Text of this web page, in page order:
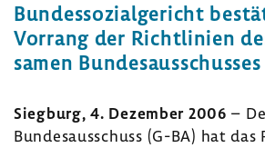
Bundes­so­zi­al­ge­richt
Vorrang der Richt­li­nien
samen Bundes­aus­schusses
Sieg­burg, 4. Dezember 2006 –
Bundes­aus­schuss (G-BA) hat